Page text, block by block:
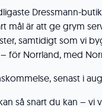
Dressmann-
mål är att ge grym
samtidigt som vi
för Norrland, med
senast i
så snart du kan – vi